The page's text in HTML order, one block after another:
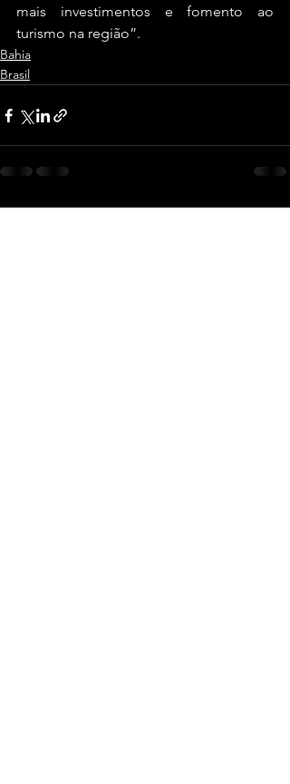
mais investimentos e fomento ao
turismo na região”.
Bahia
Brasil